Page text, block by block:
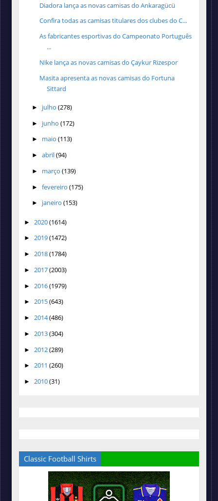
Diadora lança as novas camisas do Ankaragücü
Confira todas as camisas titulares dos clubes do C...
As fabricantes esportivas do Campeonato Português
...
Nike lança as novas camisas do Çaykur Rizespor
Masita apresenta as novas camisas do Fortuna
Sittard
► julho (278)
► junho (172)
► maio (113)
► abril(94)
► março (139)
► fevereiro (175)
► janeiro (153)
► 2020(1614)
► 2019(1472)
► 2018(1784)
► 2017(2003)
► 2016(1979)
► 2015(643)
► 2014(486)
► 2013(304)
► 2012(289)
► 2011 (260)
► 2010(31)
Classic Football Shirts